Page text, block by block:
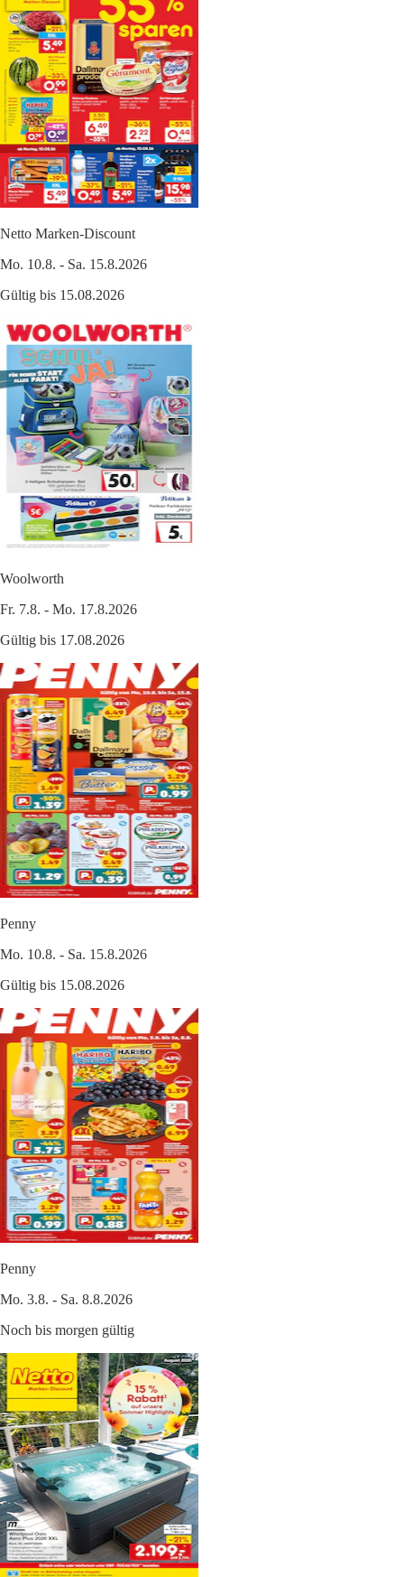
Netto Marken-Discount
Mo. 10.8. - Sa. 15.8.2026
Gültig bis 15.08.2026
Woolworth
Fr. 7.8. - Mo. 17.8.2026
Gültig bis 17.08.2026
Penny
Mo. 10.8. - Sa. 15.8.2026
Gültig bis 15.08.2026
Penny
Mo. 3.8. - Sa. 8.8.2026
Noch bis morgen gültig